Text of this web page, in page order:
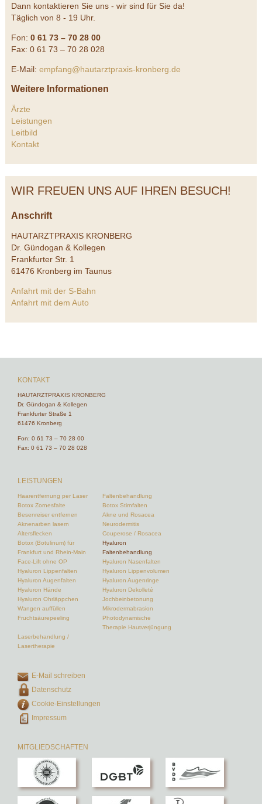
Dann kontaktieren Sie uns - wir sind für Sie da!
Täglich von 8 - 19 Uhr.
Fon: 0 61 73 – 70 28 00
Fax: 0 61 73 – 70 28 028
E-Mail: empfang@hautarztpraxis-kronberg.de
Weitere Informationen
Ärzte
Leistungen
Leitbild
Kontakt
WIR FREUEN UNS AUF IHREN BESUCH!
Anschrift
HAUTARZTPRAXIS KRONBERG
Dr. Gündogan & Kollegen
Frankfurter Str. 1
61476 Kronberg im Taunus
Anfahrt mit der S-Bahn
Anfahrt mit dem Auto
KONTAKT
HAUTARZTPRAXIS KRONBERG
Dr. Gündogan & Kollegen
Frankfurter Straße 1
61476 Kronberg
Fon: 0 61 73 – 70 28 00
Fax: 0 61 73 – 70 28 028
LEISTUNGEN
Haarentfernung per Laser
Faltenbehandlung
Botox Zornesfalte
Botox Stirnfalten
Besenreiser entfernen
Akne und Rosacea
Aknenarben lasern
Neurodermitis
Altersflecken
Couperose / Rosacea
Botox (Botulinum) für
Frankfurt und Rhein-Main
Hyaluron
Faltenbehandlung
Face-Lift ohne OP
Hyaluron Nasenfalten
Hyaluron Lippenfalten
Hyaluron Lippenvolumen
Hyaluron Augenfalten
Hyaluron Augenringe
Hyaluron Hände
Hyaluron Dekolleté
Hyaluron Ohrläppchen
Jochbeinbetonung
Wangen auffüllen
Mikrodermabrasion
Fruchtsäurepeeling
Photodynamische
Therapie Hautverjüngung
Laserbehandlung /
Lasertherapie
E-Mail schreiben
Datenschutz
Cookie-Einstellungen
Impressum
MITGLIEDSCHAFTEN